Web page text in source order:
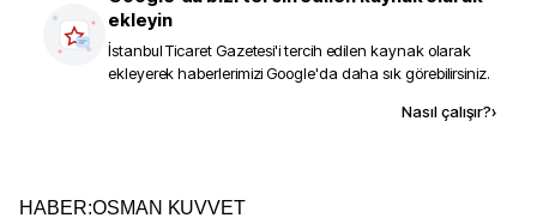
ekleyin
İstanbul Ticaret Gazetesi'i tercih edilen kaynak olarak
ekleyerek haberlerimizi Google'da daha sık görebilirsiniz.
Nasıl çalışır?›
HABER:OSMAN KUVVET